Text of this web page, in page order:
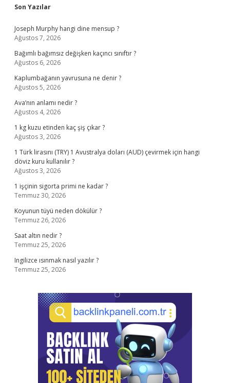
Sidebar
Son Yazılar
Joseph Murphy hangi dine mensup ?
Ağustos 7, 2026
Bağımlı bağımsız değişken kaçıncı sınıftır ?
Ağustos 6, 2026
Kaplumbağanın yavrusuna ne denir ?
Ağustos 5, 2026
Ava’nın anlamı nedir ?
Ağustos 4, 2026
1 kg kuzu etinden kaç şiş çıkar ?
Ağustos 3, 2026
1 Türk lirasını (TRY) 1 Avustralya doları (AUD) çevirmek için hangi
döviz kuru kullanılır ?
Ağustos 3, 2026
1 işçinin sigorta primi ne kadar ?
Temmuz 30, 2026
Koyunun tüyü neden dökülür ?
Temmuz 26, 2026
Saat altın nedir ?
Temmuz 25, 2026
Ingilizce ısınmak nasıl yazılır ?
Temmuz 25, 2026